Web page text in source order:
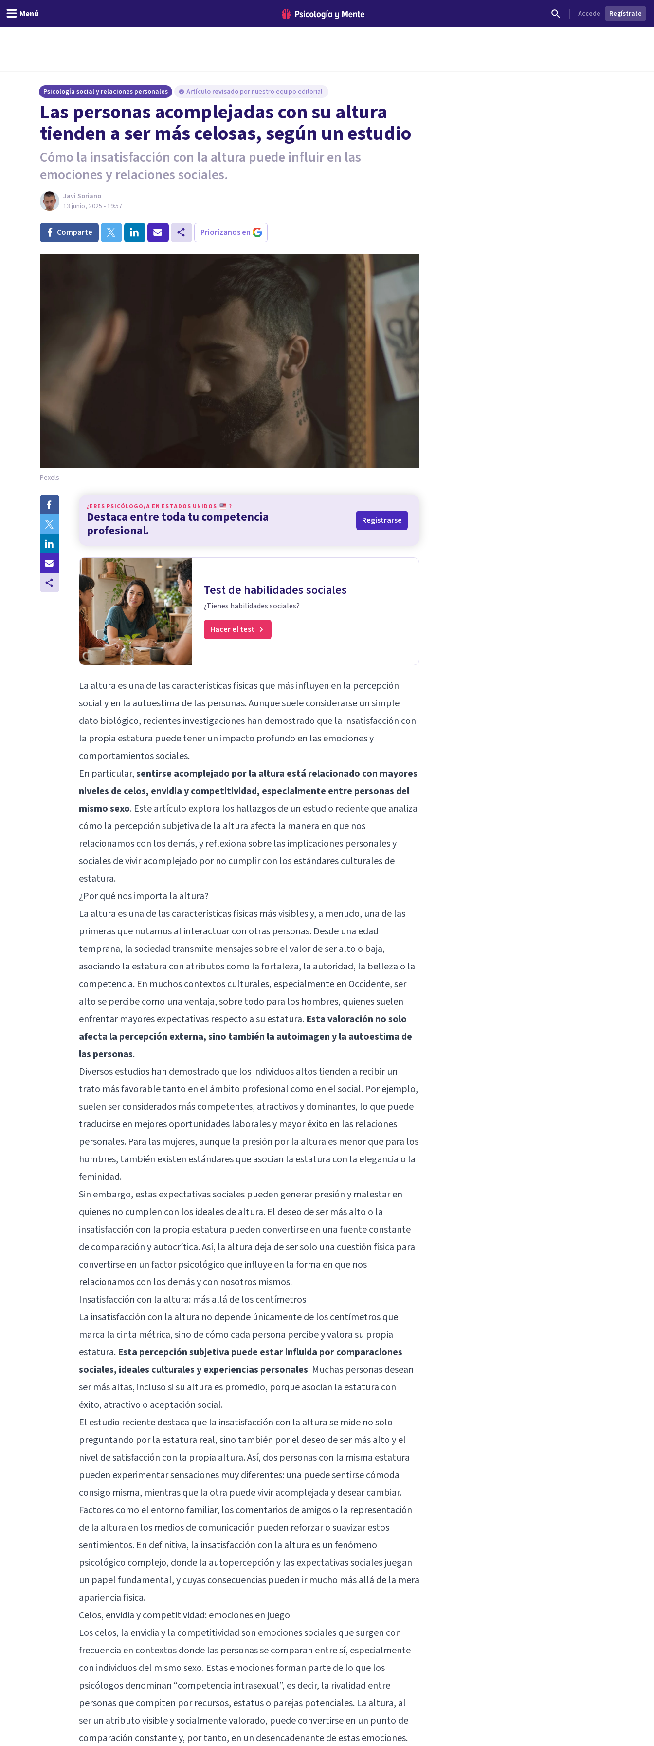
Menú Accede Regístrate
Psicología social y relaciones personales Artículo revisado por nuestro equipo editorial
Las personas acomplejadas con su altura
tienden a ser más celosas, según un estudio
Cómo la insatisfacción con la altura puede influir en las
emociones y relaciones sociales.
Javi Soriano
13 junio, 2025 - 19:57
Comparte Priorízanos en
Pexels
¿ERES PSICÓLOGO/A EN ESTADOS UNIDOS ?
Destaca entre toda tu competencia
profesional.
Registrarse
Test de habilidades sociales
¿Tienes habilidades sociales?
Hacer el test
La altura es una de las características físicas que más influyen en la percepción
social y en la autoestima de las personas. Aunque suele considerarse un simple
dato biológico, recientes investigaciones han demostrado que la insatisfacción con
la propia estatura puede tener un impacto profundo en las emociones y
comportamientos sociales.
En particular,sentirse acomplejado por la altura está relacionado con mayores
niveles de celos, envidia y competitividad, especialmente entre personas del
mismo sexo. Este artículo explora los hallazgos de un estudio reciente que analiza
cómo la percepción subjetiva de la altura afecta la manera en que nos
relacionamos con los demás, y reflexiona sobre las implicaciones personales y
sociales de vivir acomplejado por no cumplir con los estándares culturales de
estatura.
¿Por qué nos importa la altura?
La altura es una de las características físicas más visibles y, a menudo, una de las
primeras que notamos al interactuar con otras personas. Desde una edad
temprana, la sociedad transmite mensajes sobre el valor de ser alto o baja,
asociando la estatura con atributos como la fortaleza, la autoridad, la belleza o la
competencia. En muchos contextos culturales, especialmente en Occidente, ser
alto se percibe como una ventaja, sobre todo para los hombres, quienes suelen
enfrentar mayores expectativas respecto a su estatura. Esta valoración no solo
afecta la percepción externa, sino también la autoimagen y la autoestima de
las personas.
Diversos estudios han demostrado que los individuos altos tienden a recibir un
trato más favorable tanto en el ámbito profesional como en el social. Por ejemplo,
suelen ser considerados más competentes, atractivos y dominantes, lo que puede
traducirse en mejores oportunidades laborales y mayor éxito en las relaciones
personales. Para las mujeres, aunque la presión por la altura es menor que para los
hombres, también existen estándares que asocian la estatura con la elegancia o la
feminidad.
Sin embargo, estas expectativas sociales pueden generar presión y malestar en
quienes no cumplen con los ideales de altura. El deseo de ser más alto o la
insatisfacción con la propia estatura pueden convertirse en una fuente constante
de comparación y autocrítica. Así, la altura deja de ser solo una cuestión física para
convertirse en un factor psicológico que influye en la forma en que nos
relacionamos con los demás y con nosotros mismos.
Insatisfacción con la altura: más allá de los centímetros
La insatisfacción con la altura no depende únicamente de los centímetros que
marca la cinta métrica, sino de cómo cada persona percibe y valora su propia
estatura. Esta percepción subjetiva puede estar influida por comparaciones
sociales, ideales culturales y experiencias personales. Muchas personas desean
ser más altas, incluso si su altura es promedio, porque asocian la estatura con
éxito, atractivo o aceptación social.
El estudio reciente destaca que la insatisfacción con la altura se mide no solo
preguntando por la estatura real, sino también por el deseo de ser más alto y el
nivel de satisfacción con la propia altura. Así, dos personas con la misma estatura
pueden experimentar sensaciones muy diferentes: una puede sentirse cómoda
consigo misma, mientras que la otra puede vivir acomplejada y desear cambiar.
Factores como el entorno familiar, los comentarios de amigos o la representación
de la altura en los medios de comunicación pueden reforzar o suavizar estos
sentimientos. En definitiva, la insatisfacción con la altura es un fenómeno
psicológico complejo, donde la autopercepción y las expectativas sociales juegan
un papel fundamental, y cuyas consecuencias pueden ir mucho más allá de la mera
apariencia física.
Celos, envidia y competitividad: emociones en juego
Los celos, la envidia y la competitividad son emociones sociales que surgen con
frecuencia en contextos donde las personas se comparan entre sí, especialmente
con individuos del mismo sexo. Estas emociones forman parte de lo que los
psicólogos denominan “competencia intrasexual”, es decir, la rivalidad entre
personas que compiten por recursos, estatus o parejas potenciales. La altura, al
ser un atributo visible y socialmente valorado, puede convertirse en un punto de
comparación constante y, por tanto, en un desencadenante de estas emociones.